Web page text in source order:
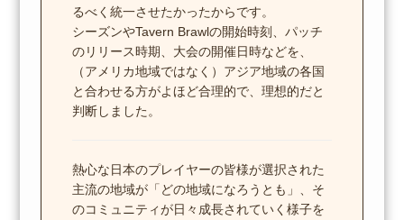
るべく統一させたかったからです。
シーズンやTavern Brawlの開始時刻、パッチ
のリリース時期、大会の開催日時などを、
（アメリカ地域ではなく）アジア地域の各国
と合わせる方がよほど合理的で、理想的だと
判断しました。
熱心な日本のプレイヤーの皆様が選択された
主流の地域が「どの地域になろうとも」、そ
のコミュニティが日々成長されていく様子を